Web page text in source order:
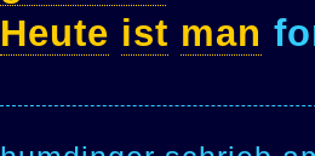
Heute ist man